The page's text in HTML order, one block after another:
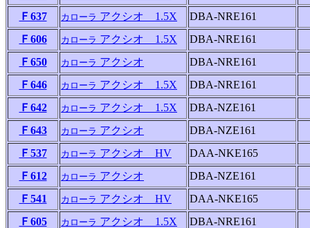
Ｆ637
カローラ アクシオ 1.5X
DBA-NRE161
Ｆ606
カローラ アクシオ 1.5X
DBA-NRE161
Ｆ650
カローラ アクシオ
DBA-NRE161
Ｆ646
カローラ アクシオ 1.5X
DBA-NRE161
Ｆ642
カローラ アクシオ 1.5X
DBA-NZE161
Ｆ643
カローラ アクシオ
DBA-NZE161
Ｆ537
カローラ アクシオ HV
DAA-NKE165
Ｆ612
カローラ アクシオ
DBA-NZE161
Ｆ541
カローラ アクシオ HV
DAA-NKE165
Ｆ605
カローラ アクシオ 1.5X
DBA-NRE161